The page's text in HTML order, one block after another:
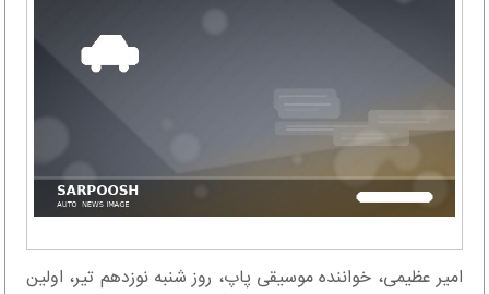
امیر عظیمی، خواننده موسیقی پاپ، روز شنبه نوزدهم تیر، اولین